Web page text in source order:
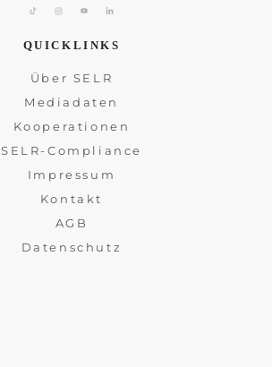
QUICKLINKS
Über SELR
Mediadaten
Kooperationen
SELR-Compliance
Impressum
Kontakt
AGB
Datenschutz